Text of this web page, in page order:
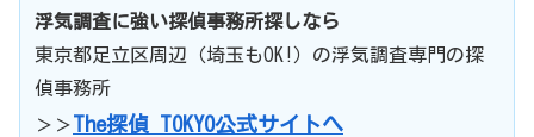
浮気調査に強い探偵事務所探しなら
東京都足立区周辺（埼玉もOK!）の浮気調査専門の探
偵事務所
＞＞The探偵 TOKYO公式サイトへ